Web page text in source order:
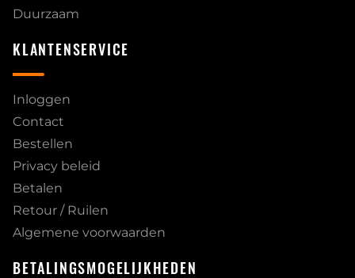
Duurzaam
KLANTENSERVICE
Inloggen
Contact
Bestellen
Privacy beleid
Betalen
Retour / Ruilen
Algemene voorwaarden
BETALINGSMOGELIJKHEDEN